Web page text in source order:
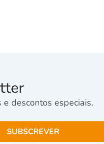
descontos especiais.